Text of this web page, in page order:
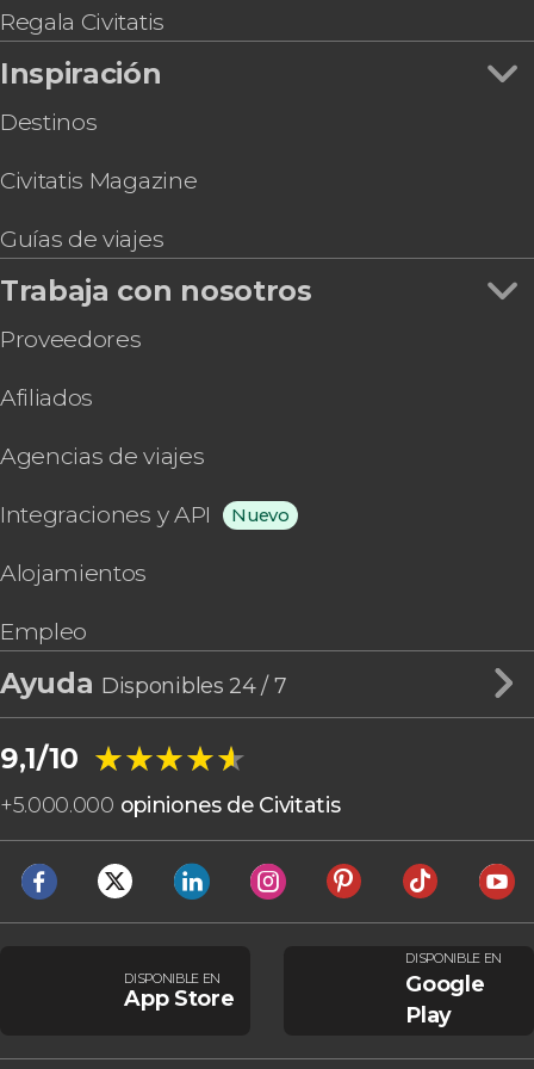
Entrada a Pilsner Urquell, The Original Beer
Experience
Regala Civitatis
Inspiración
Destinos
Civitatis Magazine
Guías de viajes
Trabaja con nosotros
Proveedores
Afiliados
Agencias de viajes
Integraciones y API Nuevo
Alojamientos
Empleo
Ayuda Disponibles 24 / 7
9,1/10 ★★★★★
★★★★★
+5.000.000 opiniones de Civitatis
DISPONIBLE EN
App Store
DISPONIBLE EN
Google
Play